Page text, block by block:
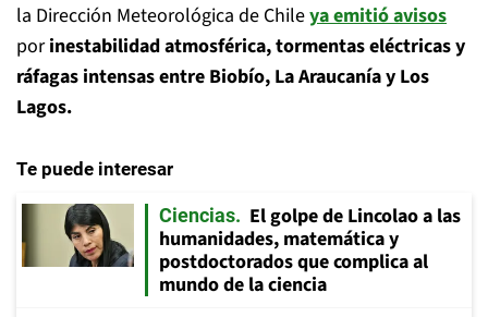
la Dirección Meteorológica de Chileya emitió avisos
porinestabilidad atmosférica, tormentas eléctricas y
ráfagas intensas entre Biobío, La Araucanía y Los
Lagos.
Te puede interesar
Ciencias
El golpe de Lincolao a las
humanidades, matemática y
postdoctorados que complica al
mundo de la ciencia